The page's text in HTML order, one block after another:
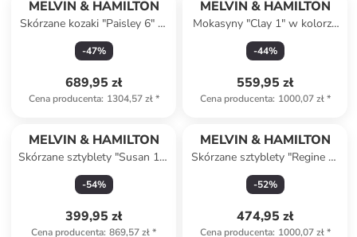
MELVIN & HAMILTON
Skórzane kozaki "Paisley 6" w
kolorze czarnym
-47%
689,95 zł
Cena producenta: 1304,57 zł*
MELVIN & HAMILTON
Mokasyny "Clay 1" w kolorze
granatowym
-44%
559,95 zł
Cena producenta: 1000,07 zł*
MELVIN & HAMILTON
Skórzane sztyblety "Susan 10"
w kolorze zielonym
-54%
399,95 zł
Cena producenta: 869,57 zł*
MELVIN & HAMILTON
Skórzane sztyblety "Regine 8"
w kolorze brązowym
-52%
474,95 zł
Cena producenta: 1000,07 zł*